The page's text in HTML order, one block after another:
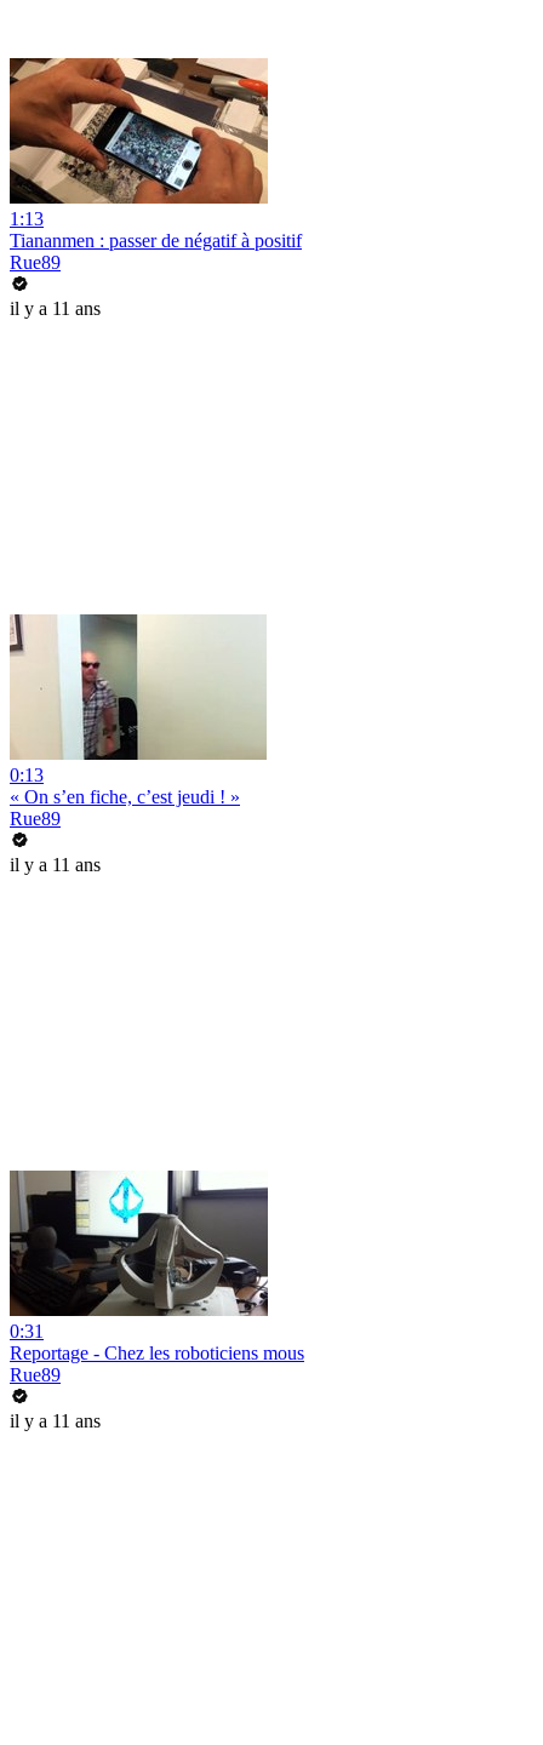
1:13
Tiananmen : passer de négatif à positif
Rue89
il y a 11 ans
0:13
« On s’en fiche, c’est jeudi ! »
Rue89
il y a 11 ans
0:31
Reportage - Chez les roboticiens mous
Rue89
il y a 11 ans